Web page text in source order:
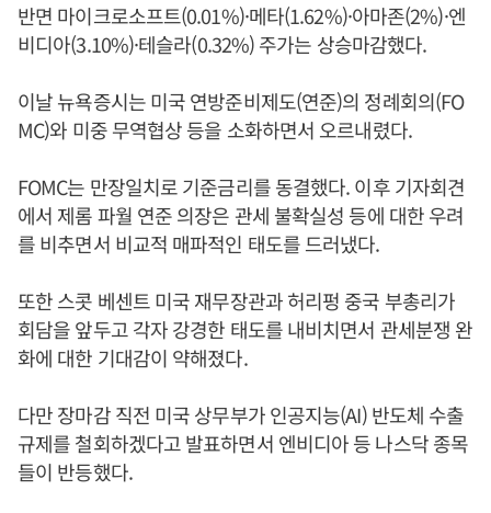
반면 마이크로소프트(0.01%)·메타(1.62%)·아마존(2%)·엔
비디아(3.10%)·테슬라(0.32%) 주가는 상승마감했다.
이날 뉴욕증시는 미국 연방준비제도(연준)의 정례회의(FO
MC)와 미중 무역협상 등을 소화하면서 오르내렸다.
FOMC는 만장일치로 기준금리를 동결했다. 이후 기자회견
에서 제롬 파월 연준 의장은 관세 불확실성 등에 대한 우려
를 비추면서 비교적 매파적인 태도를 드러냈다.
또한 스콧 베센트 미국 재무장관과 허리펑 중국 부총리가
회담을 앞두고 각자 강경한 태도를 내비치면서 관세분쟁 완
화에 대한 기대감이 약해졌다.
다만 장마감 직전 미국 상무부가 인공지능(AI) 반도체 수출
규제를 철회하겠다고 발표하면서 엔비디아 등 나스닥 종목
들이 반등했다.